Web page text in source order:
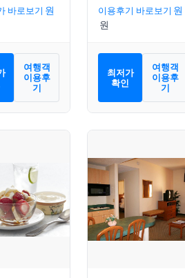
바로보기
여행객
이용후
기
이용후기 바로보기
최저가
확인
여행객
이용후
기